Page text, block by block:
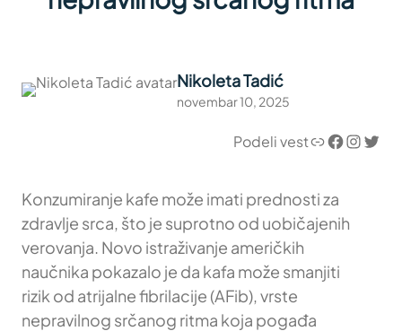
Nikoleta Tadić
novembar 10, 2025
Podeli vestLink Facebook InstagramTwitter
Konzumiranje kafe može imati prednosti za
zdravlje srca, što je suprotno od uobičajenih
verovanja. Novo istraživanje američkih
naučnika pokazalo je da kafa može smanjiti
rizik od atrijalne fibrilacije (AFib), vrste
nepravilnog srčanog ritma koja pogađa